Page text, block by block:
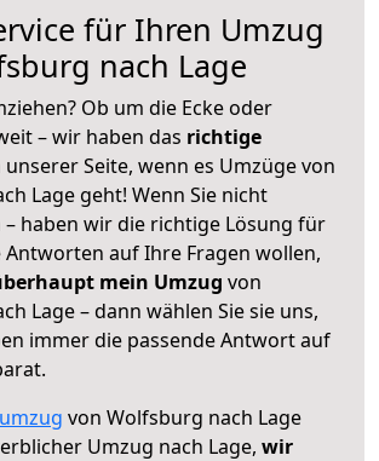
für Ihren Umzug
nach Lage
Ob um die Ecke oder
– wir haben das richtige
unserer Seite, wenn es Umzüge von
Lage geht! Wenn Sie nicht
haben wir die richtige Lösung für
Antworten auf Ihre Fragen wollen,
mein Umzug von
Lage – dann wählen Sie sie uns,
immer die passende Antwort auf
von Wolfsburg nach Lage
Umzug nach Lage, wir